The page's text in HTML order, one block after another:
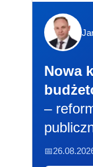
Nowa
–